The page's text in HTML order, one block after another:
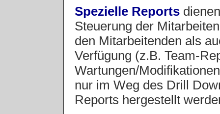
Spezielle Reports
Steuerung der
den Mitarbeitenden als
Verfügung (z.B. Team-
Wartungen/
nur im Weg des Drill
Reports hergestellt